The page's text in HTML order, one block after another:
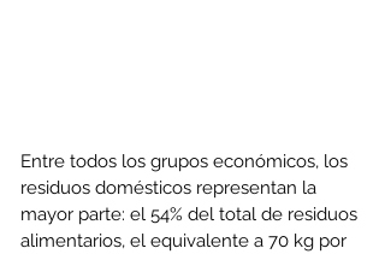
Entre todos los grupos económicos, los
residuos domésticos representan la
mayor parte: el 54% del total de residuos
alimentarios, el equivalente a 70 kg por